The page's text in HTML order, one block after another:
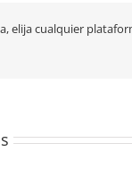
elija cualquier